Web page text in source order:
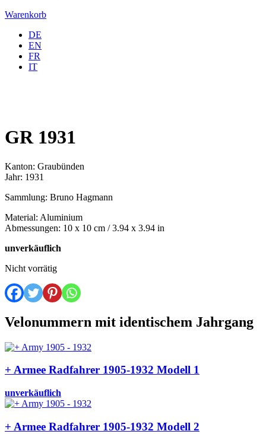
Warenkorb
DE
EN
FR
IT
GR 1931
Kanton: Graubünden
Jahr: 1931
Sammlung: Bruno Hagmann
Material: Aluminium
Abmessungen: 10 x 10 cm / 3.94 x 3.94 in
unverkäuflich
Nicht vorrätig
Velonummern mit identischem Jahrgang
+ Armee Radfahrer 1905-1932 Modell 1
unverkäuflich
+ Armee Radfahrer 1905-1932 Modell 2